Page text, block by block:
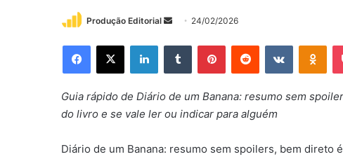
Produção Editorial
Mande
e-
24/02/2026
Facebook
X LinkedinTumblr PinterestReddit VK OK
Guia rápido de Diário de um Banana: resumo sem
do livro e se vale ler ou indicar para alguém
Diário de um Banana: resumo sem spoilers, bem